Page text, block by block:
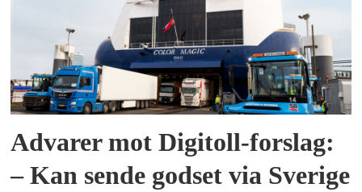
Advarer mot Digitoll-forslag:
– Kan sende godset via Sverige